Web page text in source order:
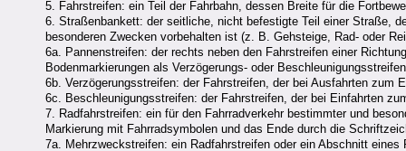
5. Fahrstreifen: ein Teil der Fahrbahn, dessen Breite für die
6. Straßenbankett: der seitliche, nicht befestigte Teil einer Straße,
besonderen Zwecken vorbehalten ist (z. B. Gehsteige, Rad- oder
6a. Pannenstreifen: der rechts neben den Fahrstreifen einer
Bodenmarkierungen als Verzögerungs- oder
6b. Verzögerungsstreifen: der Fahrstreifen, der bei Ausfahrten zum
6c. Beschleunigungsstreifen: der Fahrstreifen, der bei Einfahrten
7. Radfahrstreifen: ein für den Fahrradverkehr bestimmter und
Markierung mit Fahrradsymbolen und das Ende durch die
7a. Mehrzweckstreifen: ein Radfahrstreifen oder ein Abschnitt